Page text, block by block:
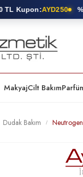
Kupon:AYD250
MakyajCilt Bakım
Dudak Bakım